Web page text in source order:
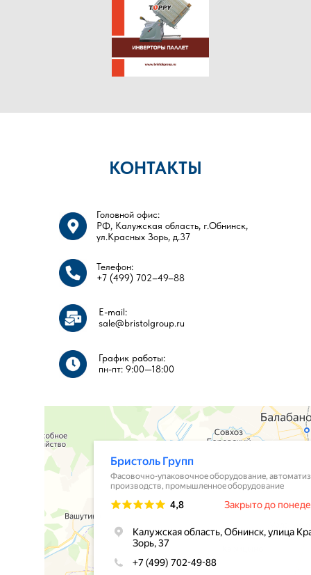
КОНТАКТЫ
Головной офис:
РФ, Калужская область, г.Обнинск,
ул.Красных Зорь, д.37
Телефон:
+7 (499) 702–49–88
E-mail:
sale@bristolgroup.ru
График работы:
пн-пт: 9:00—18:00​​